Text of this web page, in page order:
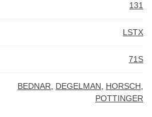
131
LSTX
71S
BEDNAR DEGELMAN HORSCH
POTTINGER